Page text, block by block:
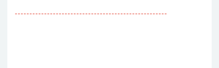
----------------------------------------------------